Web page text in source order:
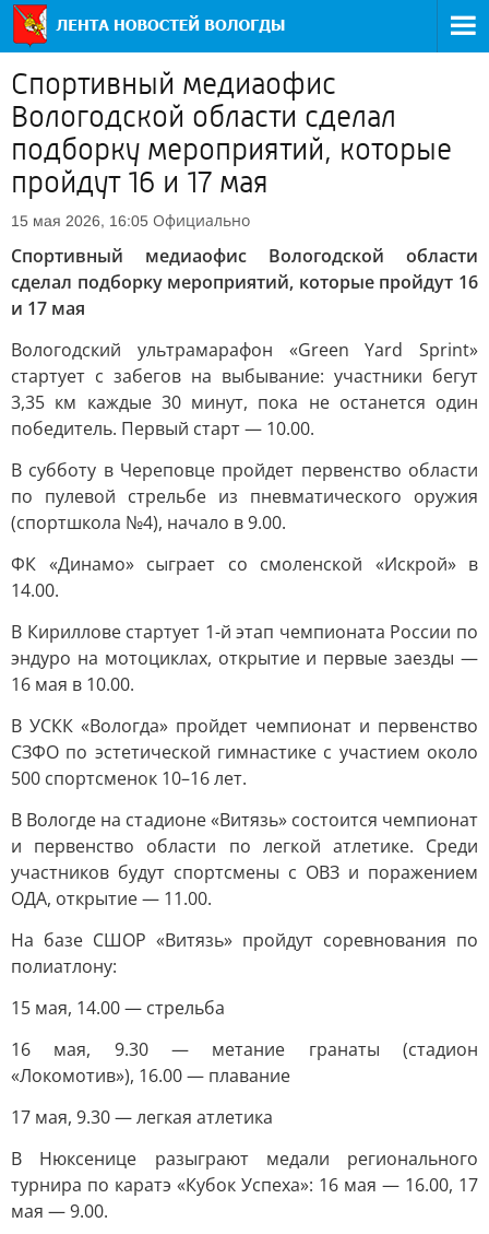
Спортивный медиаофис
Вологодской области сделал
подборку мероприятий, которые
пройдут 16 и 17 мая
15 мая 2026, 16:05 Официально
Спортивный медиаофис Вологодской области
сделал подборку мероприятий, которые пройдут 16
и 17 мая
Вологодский ультрамарафон «Green Yard Sprint»
стартует с забегов на выбывание: участники бегут
3,35 км каждые 30 минут, пока не останется один
победитель. Первый старт — 10.00.
В субботу в Череповце пройдет первенство области
по пулевой стрельбе из пневматического оружия
(спортшкола №4), начало в 9.00.
ФК «Динамо» сыграет со смоленской «Искрой» в
14.00.
В Кириллове стартует 1-й этап чемпионата России по
эндуро на мотоциклах, открытие и первые заезды —
16 мая в 10.00.
В УСКК «Вологда» пройдет чемпионат и первенство
СЗФО по эстетической гимнастике с участием около
500 спортсменок 10–16 лет.
В Вологде на стадионе «Витязь» состоится чемпионат
и первенство области по легкой атлетике. Среди
участников будут спортсмены с ОВЗ и поражением
ОДА, открытие — 11.00.
На базе СШОР «Витязь» пройдут соревнования по
полиатлону:
15 мая, 14.00 — стрельба
16 мая, 9.30 — метание гранаты (стадион
«Локомотив»), 16.00 — плавание
17 мая, 9.30 — легкая атлетика
В Нюксенице разыграют медали регионального
турнира по каратэ «Кубок Успеха»: 16 мая — 16.00, 17
мая — 9.00.